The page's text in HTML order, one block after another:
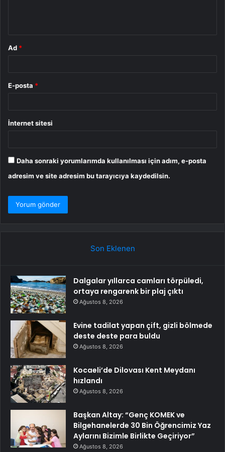
Ad *
E-posta *
İnternet sitesi
Daha sonraki yorumlarımda kullanılması için adım, e-posta
adresim ve site adresim bu tarayıcıya kaydedilsin.
Son Eklenen
Dalgalar yıllarca camları törpüledi,
ortaya rengarenk bir plaj çıktı
Ağustos 8, 2026
Evine tadilat yapan çift, gizli bölmede
deste deste para buldu
Ağustos 8, 2026
Kocaeli’de Dilovası Kent Meydanı
hızlandı
Ağustos 8, 2026
Başkan Altay: “Genç KOMEK ve
Bilgehanelerde 30 Bin Öğrencimiz Yaz
Aylarını Bizimle Birlikte Geçiriyor”
Ağustos 8, 2026